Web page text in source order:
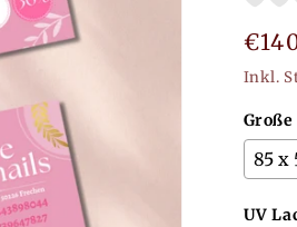
Inkl.
Große
UV